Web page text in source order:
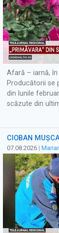
Afară – iarnă,
Producătorii se
din lunile
scăzute din
CIOBAN
07.08.2026 |